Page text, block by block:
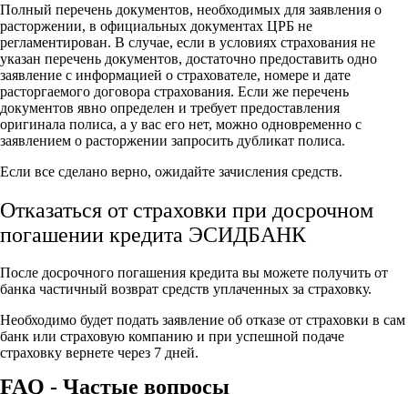
Полный перечень документов, необходимых для заявления о
расторжении, в официальных документах ЦРБ не
регламентирован. В случае, если в условиях страхования не
указан перечень документов, достаточно предоставить одно
заявление с информацией о страхователе, номере и дате
расторгаемого договора страхования. Если же перечень
документов явно определен и требует предоставления
оригинала полиса, а у вас его нет, можно одновременно с
заявлением о расторжении запросить дубликат полиса.
Если все сделано верно, ожидайте зачисления средств.
Отказаться от страховки при досрочном
погашении кредита ЭСИДБАНК
После досрочного погашения кредита вы можете получить от
банка частичный возврат средств уплаченных за страховку.
Необходимо будет подать заявление об отказе от страховки в сам
банк или страховую компанию и при успешной подаче
страховку вернете через 7 дней.
FAQ - Частые вопросы